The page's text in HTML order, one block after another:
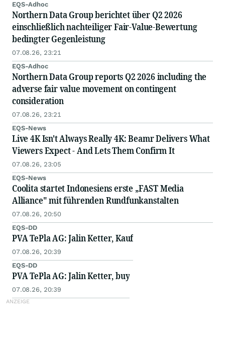
EQS-Adhoc
Northern Data Group berichtet über Q2 2026
einschließlich nachteiliger Fair-Value-Bewertung
bedingter Gegenleistung
07.08.26, 23:21
EQS-Adhoc
Northern Data Group reports Q2 2026 including the
adverse fair value movement on contingent
consideration
07.08.26, 23:21
EQS-News
Live 4K Isn't Always Really 4K: Beamr Delivers What
Viewers Expect - And Lets Them Confirm It
07.08.26, 23:05
EQS-News
Coolita startet Indonesiens erste „FAST Media
Alliance" mit führenden Rundfunkanstalten
07.08.26, 20:50
EQS-DD
PVA TePla AG: Jalin Ketter, Kauf
07.08.26, 20:39
EQS-DD
PVA TePla AG: Jalin Ketter, buy
07.08.26, 20:39